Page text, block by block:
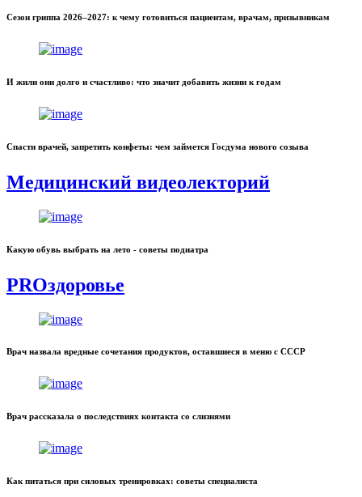
Сезон гриппа 2026–2027: к чему готовиться пациентам, врачам, призывникам
И жили они долго и счастливо: что значит добавить жизни к годам
Спасти врачей, запретить конфеты: чем займется Госдума нового созыва
Медицинский видеолекторий
Какую обувь выбрать на лето - советы подиатра
PROздоровье
Врач назвала вредные сочетания продуктов, оставшиеся в меню с СССР
Врач рассказала о последствиях контакта со слизнями
Как питаться при силовых тренировках: советы специалиста